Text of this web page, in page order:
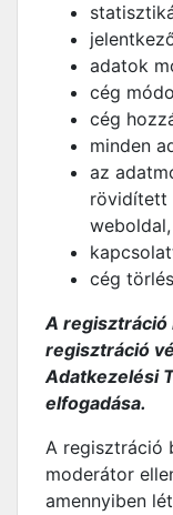
adatok
cég
cég
minden
az
rövidített
cég
A
regisztráció
Adatkezelési
elfogadása.
A regisztráció
moderátor
amennyiben